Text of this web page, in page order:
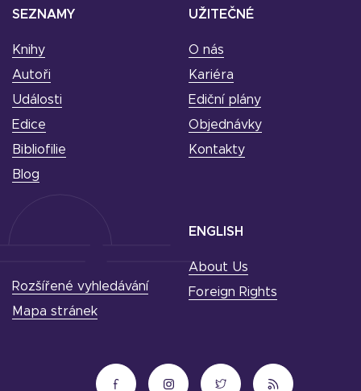
SEZNAMY
Knihy
Autoři
Události
Edice
Bibliofilie
Blog
UŽITEČNÉ
O nás
Kariéra
Ediční plány
Objednávky
Kontakty
ENGLISH
About Us
Foreign Rights
Rozšířené vyhledávání
Mapa stránek